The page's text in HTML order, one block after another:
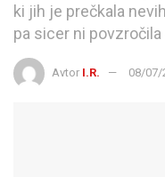
ki jih je prečkala
pa sicer ni
Avtor I.R. 08/07/